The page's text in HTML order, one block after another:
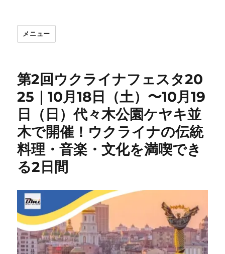
メニュー
第2回ウクライナフェスタ20
25｜10月18日（土）〜10月19
日（日）代々木公園ケヤキ並
木で開催！ウクライナの伝統
料理・音楽・文化を満喫でき
る2日間